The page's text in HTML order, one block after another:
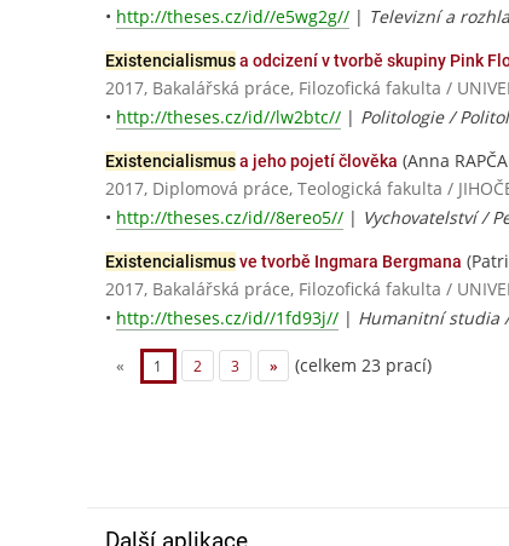
• http://theses.cz/id//e5wg2g// | Televizní a
Existencialismusa odcizení v tvorbě skupiny Pink
2017, Bakalářská práce, Filozofická fakulta /
• http://theses.cz/id//lw2btc// | Politologie /
Existencialismusa jeho pojetí člověka (Anna
2017, Diplomová práce, Teologická fakulta /
• http://theses.cz/id//8ereo5// | Vychovatelství /
Existencialismusve tvorbě Ingmara Bergmana
2017, Bakalářská práce, Filozofická fakulta /
• http://theses.cz/id//1fd93j// | Humanitní studia
« 1 2 3 » (celkem 23 prací)